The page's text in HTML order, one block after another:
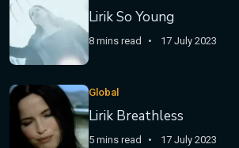
Lirik So Young
8 mins read 17 July 2023
Global
Lirik Breathless
5 mins read 17 July 2023